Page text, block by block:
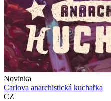
Novinka
Carlova anarchistická kuchařka
CZ